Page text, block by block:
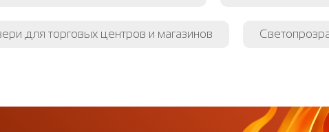
для торговых центров и магазинов